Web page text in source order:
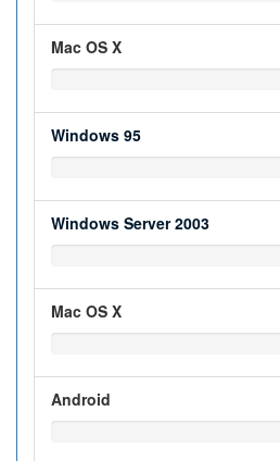
Mac OS X
Windows 95
Windows Server 2003
Mac OS X
Android